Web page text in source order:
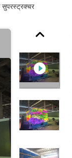
सुपरस्ट्रक्चर